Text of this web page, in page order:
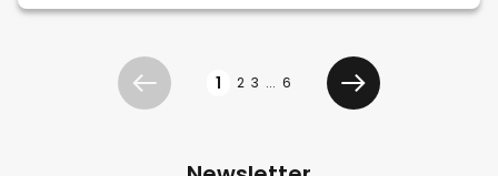
Precedente 1 2 3 ... 6
Avanti